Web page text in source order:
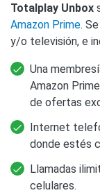
Totalplay Unbox
Amazon Prime.
y/o televisión, e
Una
Amazon
de ofertas
Internet
donde estés
Llamadas
celulares.